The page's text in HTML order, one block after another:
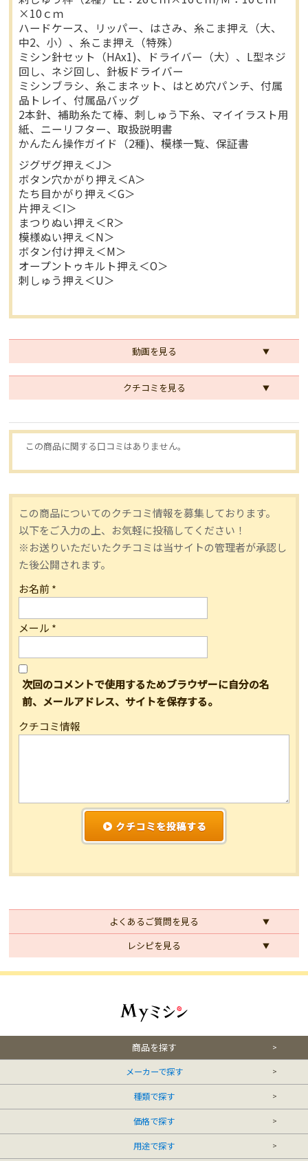
×10ｃｍ
ハードケース、リッパー、はさみ、糸こま押え（大、
中2、小）、糸こま押え（特殊）
ミシン針セット（HAx1)、ドライバー（大）、L型ネジ
回し、ネジ回し、針板ドライバー
ミシンブラシ、糸こまネット、はとめ穴パンチ、付属
品トレイ、付属品バッグ
2本針、補助糸たて棒、刺しゅう下糸、マイイラスト用
紙、ニーリフター、取扱説明書
かんたん操作ガイド（2種)、模様一覧、保証書
ジグザグ押え＜J＞
ボタン穴かがり押え＜A＞
たち目かがり押え＜G＞
片押え＜I＞
まつりぬい押え＜R＞
模様ぬい押え＜N＞
ボタン付け押え＜M＞
オープントゥキルト押え＜O＞
刺しゅう押え＜U＞
動画を見る
クチコミを見る
この商品に関する口コミはありません。
この商品についてのクチコミ情報を募集しております。
以下をご入力の上、お気軽に投稿してください！
※お送りいただいたクチコミは当サイトの管理者が承認し
た後公開されます。
お名前*
メール *
次回のコメントで使用するためブラウザーに自分の名
前、メールアドレス、サイトを保存する。
クチコミ情報
よくあるご質問を見る
レシピを見る
商品を探す
メーカーで探す
種類で探す
価格で探す
用途で探す